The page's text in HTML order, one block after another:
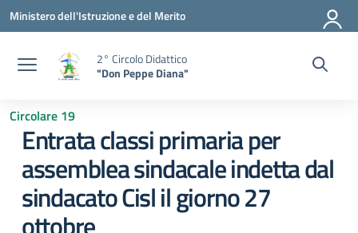
Vai ai contenuti
Vai al menu di navigazione
Vai al footer
Ministero dell'Istruzione e del Merito
2° Circolo Didattico
"Don Peppe Diana"
Circolare 19
Entrata classi primaria per
assemblea sindacale indetta dal
sindacato Cisl il giorno 27